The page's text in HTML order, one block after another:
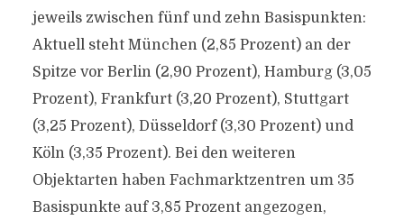
jeweils zwischen fünf und zehn Basispunkten:
Aktuell steht München (2,85 Prozent) an der
Spitze vor Berlin (2,90 Prozent), Hamburg (3,05
Prozent), Frankfurt (3,20 Prozent), Stuttgart
(3,25 Prozent), Düsseldorf (3,30 Prozent) und
Köln (3,35 Prozent). Bei den weiteren
Objektarten haben Fachmarktzentren um 35
Basispunkte auf 3,85 Prozent angezogen,